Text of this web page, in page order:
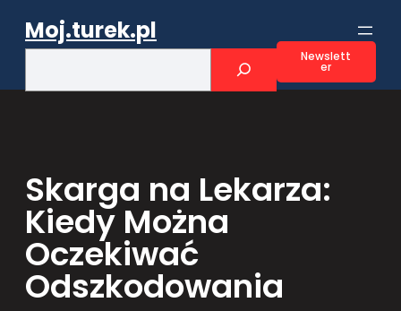
Moj.turek.pl
h
Newslett
er
Skarga na Lekarza:
Kiedy Można
Oczekiwać
Odszkodowania